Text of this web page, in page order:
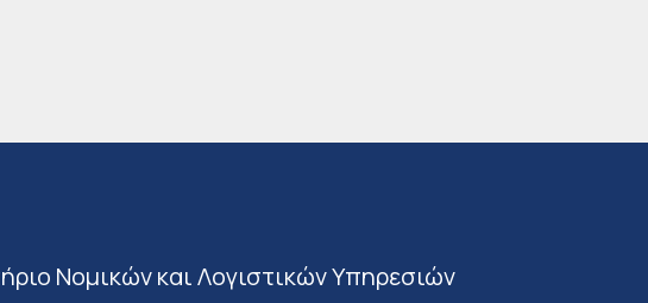
Νομικών και Λογιστικών Υπηρεσιών